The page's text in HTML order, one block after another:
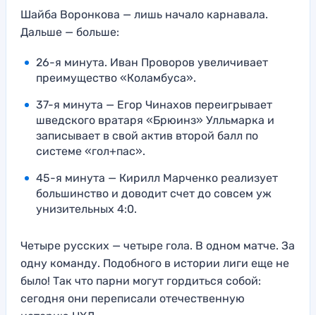
Шайба Воронкова — лишь начало карнавала.
Дальше — больше:
26-я минута. Иван Проворов увеличивает
преимущество «Коламбуса».
37-я минута — Егор Чинахов переигрывает
шведского вратаря «Брюинз» Улльмарка и
записывает в свой актив второй балл по
системе «гол+пас».
45-я минута — Кирилл Марченко реализует
большинство и доводит счет до совсем уж
унизительных 4:0.
Четыре русских — четыре гола. В одном матче. За
одну команду. Подобного в истории лиги еще не
было! Так что парни могут гордиться собой:
сегодня они переписали отечественную